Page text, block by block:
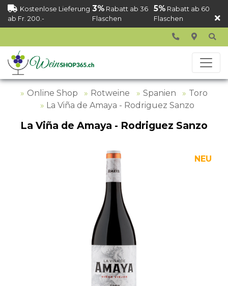
Kostenlose Lieferung
ab Fr. 200.-
3% Rabatt ab 36
Flaschen
5%Rabatt ab 60
Flaschen
Online Shop Rotweine Spanien
Toro
La Viña de Amaya - Rodriguez Sanzo
La Viña de Amaya - Rodriguez Sanzo